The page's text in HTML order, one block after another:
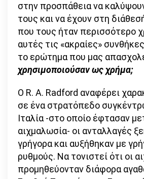
στην προσπάθεια να
τους και να έχουν στη
που τους ήταν περισσότερο
αυτές τις «ακραίες»
το ερώτημα που μας
χρησιμοποιούσαν ως χρήμα;
O R. A. Radford αναφέρει
σε ένα στρατόπεδο
Ιταλία -στο οποίο έφτασαν
αιχμαλωσία- οι ανταλλαγές
γρήγορα και αυξήθηκαν με
ρυθμούς. Να τονιστεί ότι οι
προμηθεύονταν διάφορα